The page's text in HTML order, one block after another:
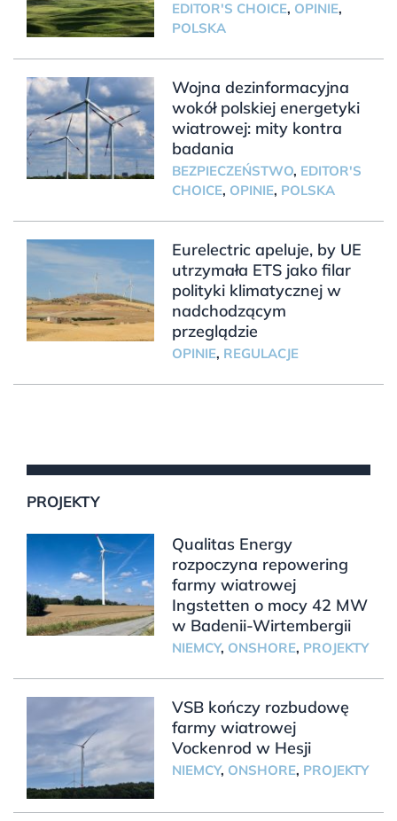
EDITOR'S CHOICE, OPINIE,
POLSKA
Wojna dezinformacyjna
wokół polskiej energetyki
wiatrowej: mity kontra
badania
BEZPIECZEŃSTWO, EDITOR'S
CHOICE, OPINIE, POLSKA
Eurelectric apeluje, by UE
utrzymała ETS jako filar
polityki klimatycznej w
nadchodzącym
przeglądzie
OPINIE, REGULACJE
PROJEKTY
Qualitas Energy
rozpoczyna repowering
farmy wiatrowej
Ingstetten o mocy 42 MW
w Badenii-Wirtembergii
NIEMCY, ONSHORE, PROJEKTY
VSB kończy rozbudowę
farmy wiatrowej
Vockenrod w Hesji
NIEMCY, ONSHORE, PROJEKTY